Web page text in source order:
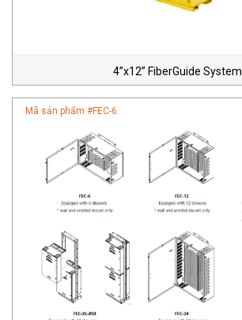
4”x12” FiberGuide System
Mã sản phẩm #FEC-6